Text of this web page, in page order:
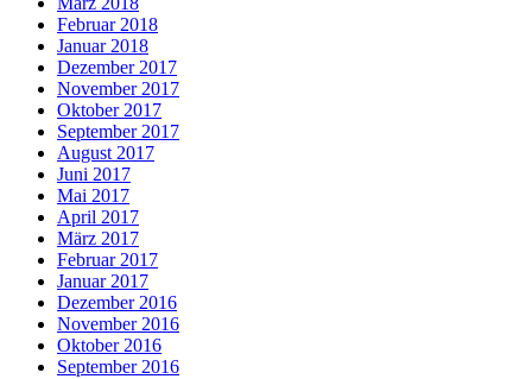
Februar 2018
Januar 2018
Dezember 2017
November 2017
Oktober 2017
September 2017
August 2017
Juni 2017
Mai 2017
April 2017
März 2017
Februar 2017
Januar 2017
Dezember 2016
November 2016
Oktober 2016
September 2016